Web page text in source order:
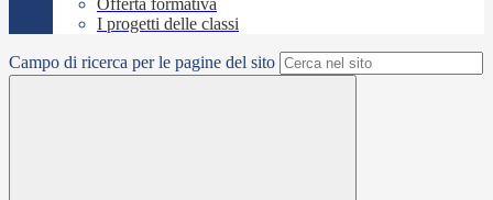
Offerta formativa
I progetti delle classi
Campo di ricerca per le pagine del sito